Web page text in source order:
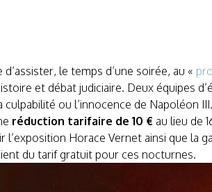
le temps d’une soirée, au «
et débat judiciaire. Deux équipes
ou l’innocence de Napoléon
réduction tarifaire de 10 € au lieu de
Horace Vernet ainsi que la
du tarif gratuit pour ces nocturnes.